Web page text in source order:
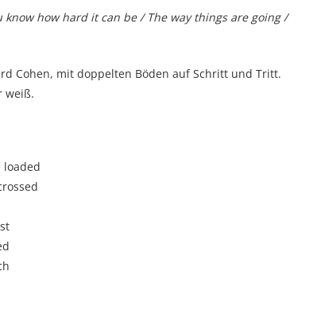
know how hard it can be / The way things are going /
Cohen, mit doppelten Böden auf Schritt und Tritt.
weiß.
loaded